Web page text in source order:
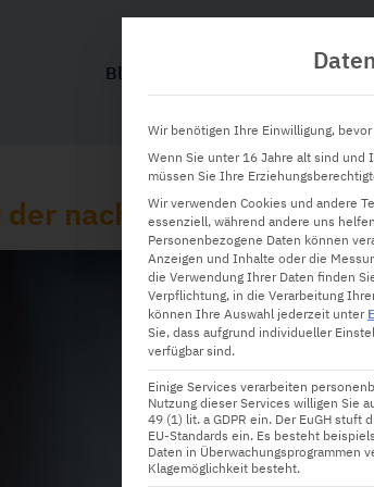
Blog
der nachhaltigen
Wir benötigen Ihre Einwilligung,
Wenn Sie unter 16 Jahre alt sind und
müssen Sie Ihre
Wir verwenden Cookies und andere
essenziell, während andere uns
Personenbezogene Daten können
Anzeigen und Inhalte oder die
die Verwendung Ihrer Daten finden
Verpflichtung, in die Verarbeitung
können Ihre Auswahl jederzeit unter
Sie, dass aufgrund individueller
verfügbar sind.
Einige Services verarbeiten
Nutzung dieser Services willigen Sie
49 (1) lit. a GDPR ein. Der EuGH stuft
EU-Standards ein. Es besteht
Daten in Überwachungsprogrammen
Klagemöglichkeit besteht.